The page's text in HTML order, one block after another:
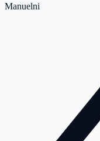
Manuelni